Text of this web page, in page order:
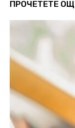
ПРОЧЕТЕТЕ